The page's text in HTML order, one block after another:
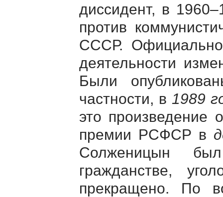
диссидент, в
против
СССР.
деятельности
Были
частности, в 1989
это произведение
премии РСФСР в
Солженицын
гражданстве,
прекращено. По